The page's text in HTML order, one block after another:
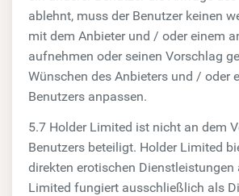
ablehnt, muss der Benutzer keinen
mit dem Anbieter und / oder einem
aufnehmen oder seinen Vorschlag
Wünschen des Anbieters und / oder
Benutzers anpassen.
5.7 Holder Limited ist nicht an dem
Benutzers beteiligt. Holder Limited
direkten erotischen Dienstleistungen
Limited fungiert ausschließlich als